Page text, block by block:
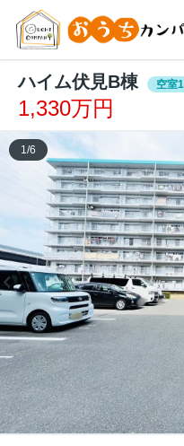
ハイム伏見B棟 空室1
1,330万円
1 /6